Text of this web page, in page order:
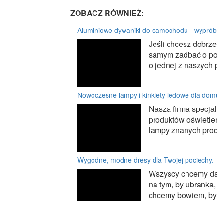
ZOBACZ RÓWNIEŻ:
Aluminiowe dywaniki do samochodu -
Jeśli chcesz
samym zadbać o
o jednej z naszych
Nowoczesne lampy i kinkiety ledowe dla
Nasza firma
produktów
lampy znanych
Wygodne, modne dresy dla Twojej pociechy.
Wszyscy chcemy
na tym, by
chcemy bowiem,